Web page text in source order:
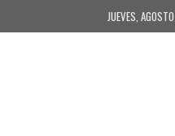
JUEVES,